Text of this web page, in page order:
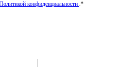
конфиденциальности .*